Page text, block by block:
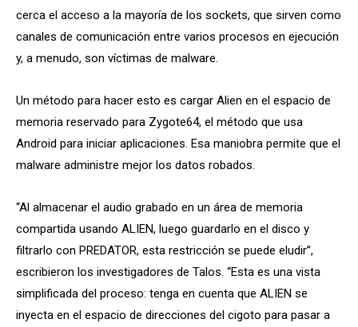
cerca el acceso a la mayoría de los sockets, que sirven como
canales de comunicación entre varios procesos en ejecución
y, a menudo, son víctimas de malware.
Un método para hacer esto es cargar Alien en el espacio de
memoria reservado para Zygote64, el método que usa
Android para iniciar aplicaciones. Esa maniobra permite que el
malware administre mejor los datos robados.
“Al almacenar el audio grabado en un área de memoria
compartida usando ALIEN, luego guardarlo en el disco y
filtrarlo con PREDATOR, esta restricción se puede eludir”,
escribieron los investigadores de Talos. “Esta es una vista
simplificada del proceso: tenga en cuenta que ALIEN se
inyecta en el espacio de direcciones del cigoto para pasar a